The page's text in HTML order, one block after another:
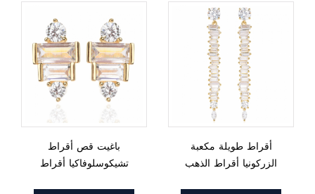
باغيت قص أقراط
تشيكوسلوفاكيا أقراط
أقراط طويلة مكعبة
الزركونيا أقراط الذهب